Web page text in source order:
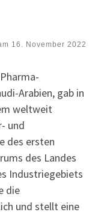
16. November 2022
Arabien, gab in
weltweit
und
des ersten
des Landes
Industriegebiets
die
und stellt eine